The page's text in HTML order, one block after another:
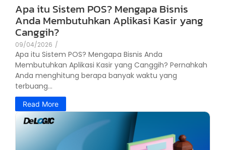
Apa itu Sistem POS? Mengapa Bisnis
Anda Membutuhkan Aplikasi Kasir yang
Canggih?
09/04/2026 /
Apa itu Sistem POS? Mengapa Bisnis Anda
Membutuhkan Aplikasi Kasir yang Canggih? Pernahkah
Anda menghitung berapa banyak waktu yang
terbuang...
Read More